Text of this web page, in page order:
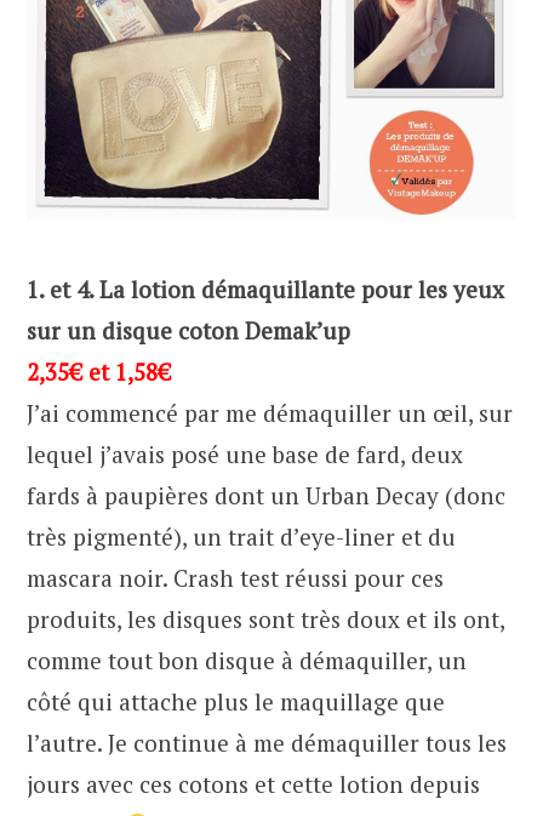
1. et 4. La lotion démaquillante pour les yeux
sur un disque coton Demak’up
2,35€ et 1,58€
J’ai commencé par me démaquiller un œil, sur
lequel j’avais posé une base de fard, deux
fards à paupières dont un Urban Decay (donc
très pigmenté), un trait d’eye-liner et du
mascara noir. Crash test réussi pour ces
produits, les disques sont très doux et ils ont,
comme tout bon disque à démaquiller, un
côté qui attache plus le maquillage que
l’autre. Je continue à me démaquiller tous les
jours avec ces cotons et cette lotion depuis